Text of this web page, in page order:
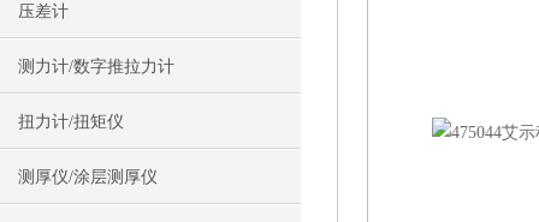
压差计
测力计/数字推拉力计
扭力计/扭矩仪
测厚仪/涂层测厚仪